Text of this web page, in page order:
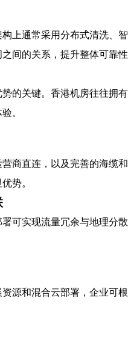
上通常采用分布式清洗、
间的关系，提升整体可靠
的关键。香港机房往往拥
。
商直连，以及完善的海缆
势。
可实现流量冗余与地理分
源和混合云部署，企业可